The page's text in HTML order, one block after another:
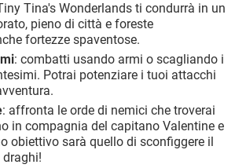
Tina's Wonderlands ti condurrà in un
pieno di città e foreste
fortezze spaventose.
: combatti usando armi o scagliando i
Potrai potenziare i tuoi attacchi
: affronta le orde di nemici che troverai
in compagnia del capitano Valentine e
obiettivo sarà quello di sconfiggere il